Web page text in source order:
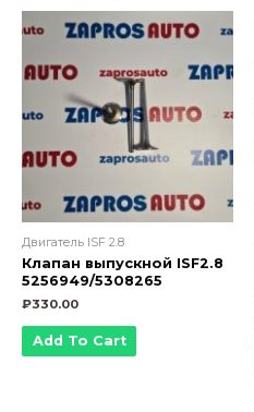
Двигатель ISF 2.8
Клапан выпускной ISF2.8
5256949/5308265
₽330.00
Add To Cart